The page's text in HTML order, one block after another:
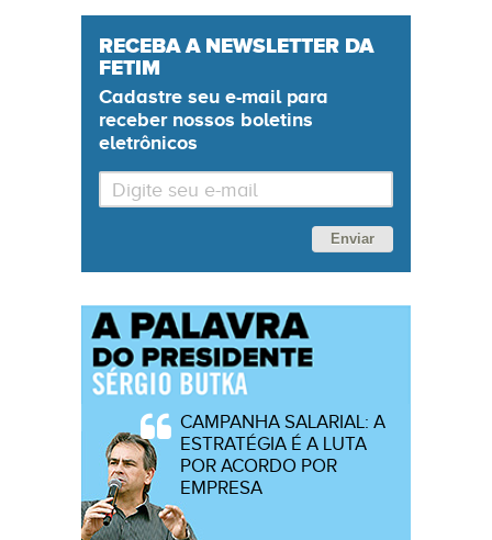
RECEBA A NEWSLETTER DA
FETIM
Cadastre seu e-mailpara
receber nossos boletins
eletrônicos
Enviar
CAMPANHA SALARIAL: A
ESTRATÉGIA É A LUTA
POR ACORDO POR
EMPRESA